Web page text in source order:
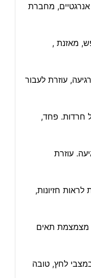
מחברת
מאזנת ,
עוזרת לעבור
חרדות. פחד,
עוזרת
חזיונות,
מצמצמת תאים
לחץ, טובה